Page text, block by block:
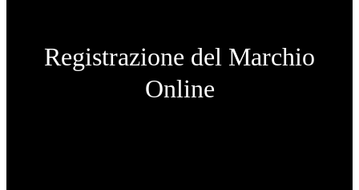
Registrazione del Marchio
Online